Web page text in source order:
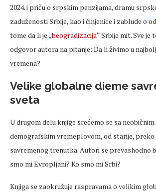
2024. i priču o srpskim penzijama, dramu
zaduženosti Srbije, kao i činjenice i zablude o
tome da li je „beogradizacija“ Srbije mit. Sve je
odgovor autora na pitanje: Da li živimo u
vremena?
Velike globalne dieme
sveta
U drugom delu knjige srećemo se sa
demografskim vremeplovom, od starije, preko
savremenog trenutka. Autori se prevashodno
smo mi Evropljani? Ko smo mi Srbi?
Knjiga se zaokružuje raspravama o velikim